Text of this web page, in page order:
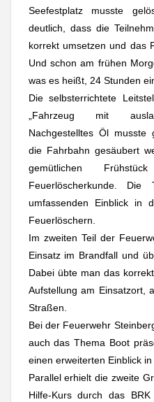
Seefestplatz musste
deutlich, dass die
korrekt umsetzen und das
Und schon am frühen
was es heißt, 24 Stunden
Die selbsterrichtete
„Fahrzeug mit
Nachgestelltes Öl musste
die Fahrbahn gesäubert
gemütlichen
Feuerlöscherkunde. Die
umfassenden Einblick in
Feuerlöschern.
Im zweiten Teil der
Einsatz im Brandfall und
Dabei übte man das
Aufstellung am Einsatzort,
Straßen.
Bei der Feuerwehr
auch das Thema Boot
einen erweiterten Einblick
Parallel erhielt die zweite
Hilfe-Kurs durch das